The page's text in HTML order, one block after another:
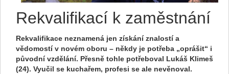
Rekvalifikací k zaměstnání
Rekvalifikace neznamená jen získání znalostí a
vědomostí v novém oboru – někdy je potřeba „oprášit“ i
původní vzdělání. Přesně tohle potřeboval Lukáš Klimeš
(24). Vyučil se kuchařem, profesi se ale nevěnoval.